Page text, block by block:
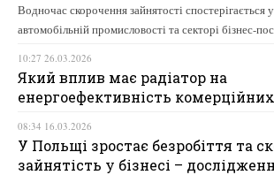
Водночас скорочення зайнятості спостерігається
автомобільній промисловості та секторі бізнес-
10:27 26.03.2026
Який вплив має радіатор на
енергоефективність комерційних
08:34 16.03.2026
У Польщі зростає безробіття та
зайнятість у бізнесі –